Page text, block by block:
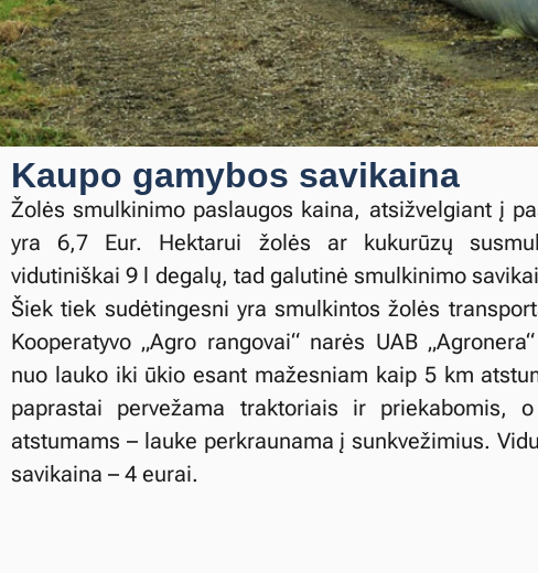
Kaupo gamybos savikaina
Žolės smulkinimo paslaugos kaina, atsižvelgiant į
yra 6,7 Eur. Hektarui žolės ar kukurūzų
vidutiniškai 9 l degalų, tad galutinė smulkinimo
Šiek tiek sudėtingesni yra smulkintos žolės
Kooperatyvo „Agro rangovai“ narės UAB
nuo lauko iki ūkio esant mažesniam kaip 5 km
paprastai pervežama traktoriais ir priekabomis,
atstumams – lauke perkraunama į sunkvežimius.
savikaina – 4 eurai.